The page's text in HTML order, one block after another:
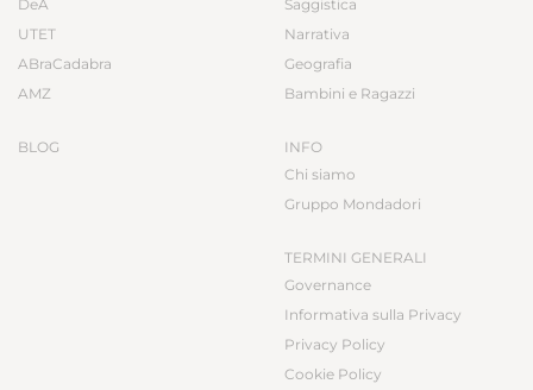
DeA
UTET
ABraCadabra
AMZ
BLOG
Saggistica
Narrativa
Geografia
Bambini e Ragazzi
INFO
Chi siamo
Gruppo Mondadori
TERMINI GENERALI
Governance
Informativa sulla Privacy
Privacy Policy
Cookie Policy